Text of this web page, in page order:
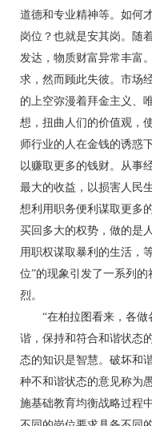
道德和专业精神等。如何
岗位？也就是安其岗。随
发达，物质财富异常丰富
求，然而顾此失彼。市场
的上空弥漫着拜金主义、
想，扭曲人们的价值观，
师行业的人在金钱的诱惑
以赚取更多的钱财。从事
最大的收益，以损害人民
想利用职务便利谋取更多
买回多大的权势，做的是
用职权谋取暴利的生活，
位”的现象引发了一系列
烈。
“在柏拉图看来，各做
谐，保持和符合和谐状态
态的知识是智慧。破坏和
种不和谐状态的意见称为
施基础教育均衡战略过程